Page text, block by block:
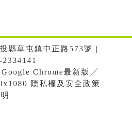
縣草屯鎮中正路573號 |
Google Chrome最新版╱
隱私權及安全政策